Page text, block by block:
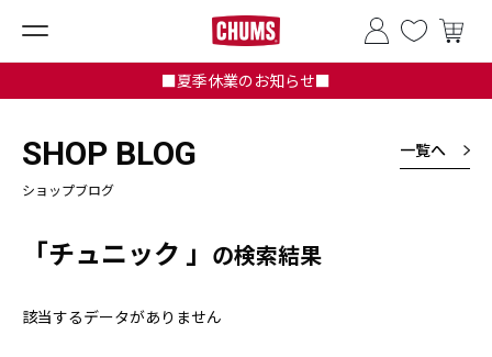
■夏季休業のお知らせ■
SHOP BLOG
ショップブログ
一覧へ
「チュニック 」 の検索結果
該当するデータがありません